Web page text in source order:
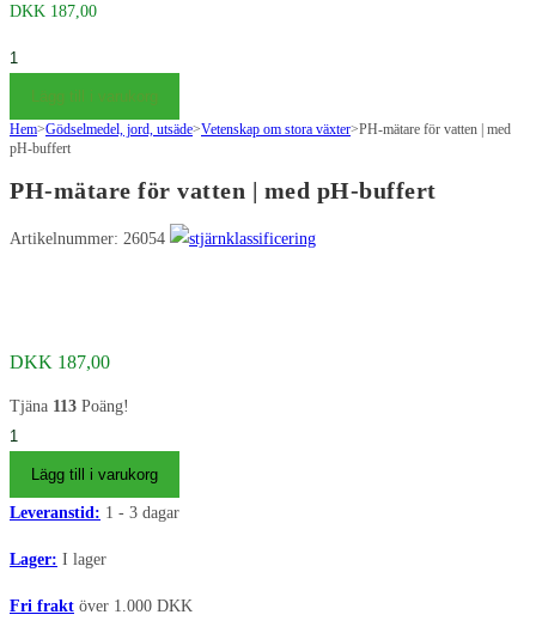
DKK 187,00
PH
Meter
for
vand
pH
Lägg till i varukorg
Hem>Gödselmedel, jord, utsäde>Vetenskap om stora växter>PH-mätare för vatten | med
pH-buffert
PH-mätare för vatten | med pH-buffert
Artikelnummer: 26054
DKK 187,00
Tjäna 113 Poäng!
PH
Meter
for
vand
|
pH
Lägg till i varukorg
Leveranstid: 1 - 3 dagar
Lager: I lager
Fri frakt över 1.000 DKK